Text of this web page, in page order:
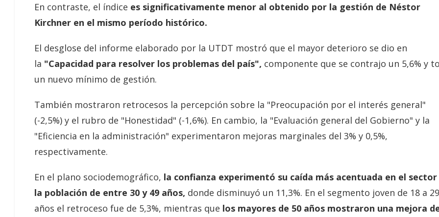
En contraste, el índice es significativamente menor al obtenido por la gestión de Néstor
Kirchner en el mismo período histórico.
El desglose del informe elaborado por la UTDT mostró que el mayor deterioro se dio en
la "Capacidad para resolver los problemas del país", componente que se contrajo un 5,6% y
un nuevo mínimo de gestión.
También mostraron retrocesos la percepción sobre la "Preocupación por el interés general"
(-2,5%) y el rubro de "Honestidad" (-1,6%). En cambio, la "Evaluación general del Gobierno" y la
"Eficiencia en la administración" experimentaron mejoras marginales del 3% y 0,5%,
respectivamente.
En el plano sociodemográfico, la confianza experimentó su caída más acentuada en el sector
la población de entre 30 y 49 años, donde disminuyó un 11,3%. En el segmento joven de 18 a 29
años el retroceso fue de 5,3%, mientras que los mayores de 50 años mostraron una mejora